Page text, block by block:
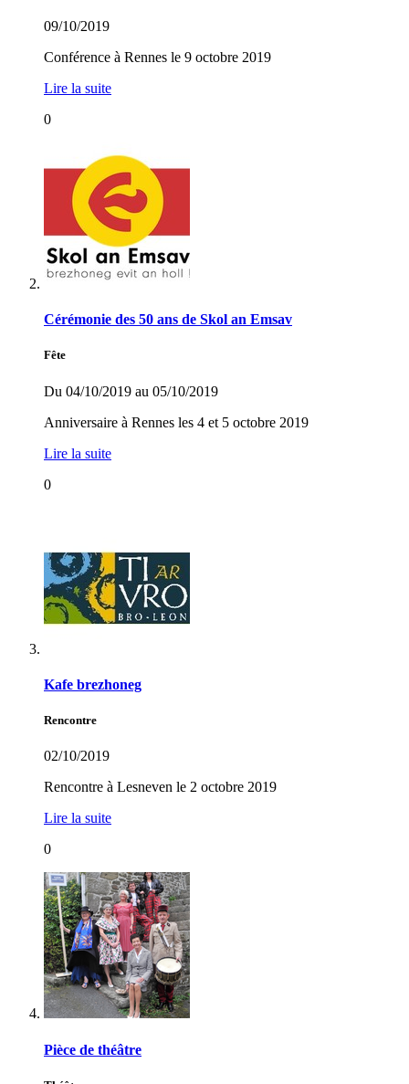
09/10/2019
Conférence à Rennes le 9 octobre 2019
Lire la suite
0
Cérémonie des 50 ans de Skol an Emsav
Fête
Du 04/10/2019 au 05/10/2019
Anniversaire à Rennes les 4 et 5 octobre 2019
Lire la suite
0
Kafe brezhoneg
Rencontre
02/10/2019
Rencontre à Lesneven le 2 octobre 2019
Lire la suite
0
Pièce de théâtre